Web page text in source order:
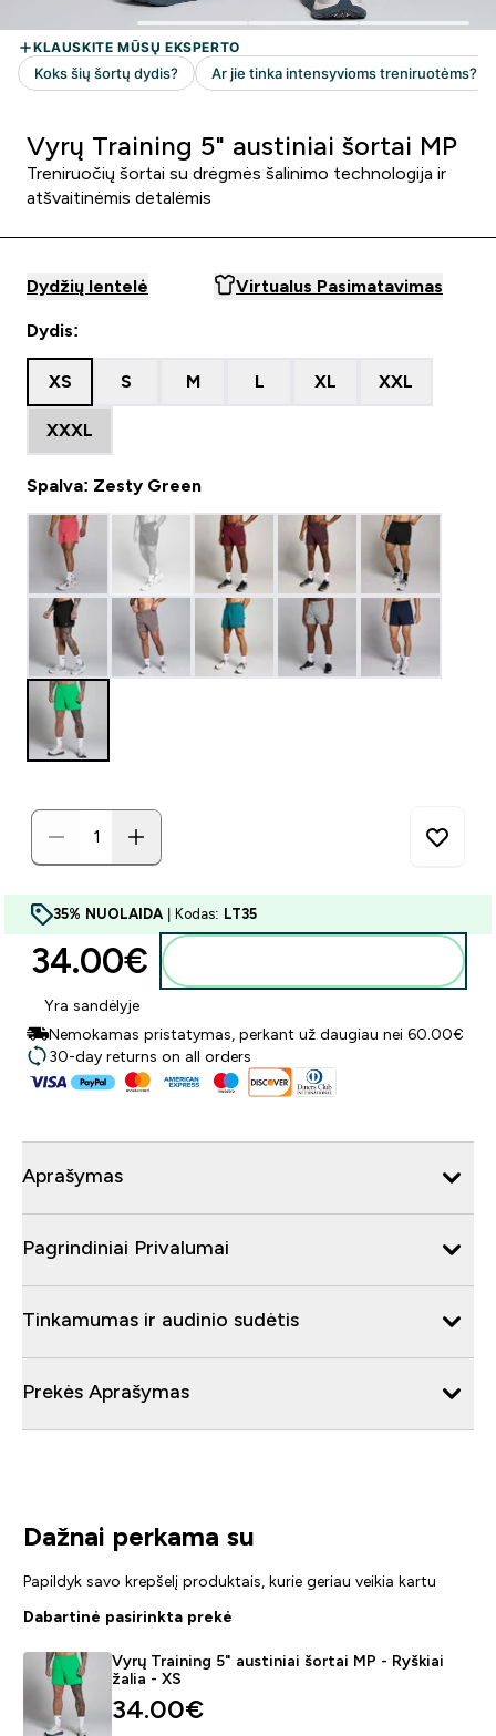
Vyrų Training 5" austiniai šortai MP
Treniruočių šortai su drėgmės šalinimo technologija ir
atšvaitinėmis detalėmis
Dydžių lentelė Virtualus Pasimatavimas
Dydis:
XS S M L XL XXL
XXXL
Spalva: Zesty Green
35% NUOLAIDA | Kodas: LT35
34.00€‎
Yra sandėlyje
Nemokamas pristatymas, perkant už daugiau nei 60.00€
30-day returns on all orders
Aprašymas
Pagrindiniai Privalumai
Tinkamumas ir audinio sudėtis
Prekės Aprašymas
Dažnai perkama su
Papildyk savo krepšelį produktais, kurie geriau veikia kartu
Dabartinė pasirinkta prekė
Vyrų Training 5" austiniai šortai MP - Ryškiai
žalia - XS
34.00€‎